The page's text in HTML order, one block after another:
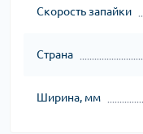
Скорость запайки
Страна
Ширина, мм